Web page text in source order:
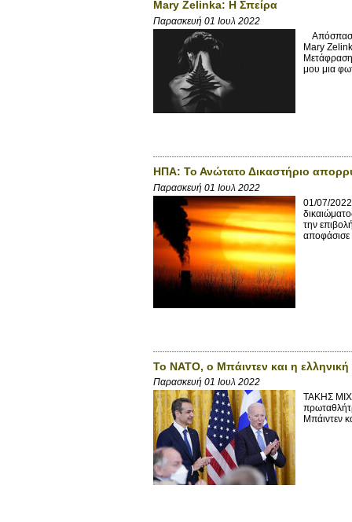
Mary Zelinka: Η Σπείρα
Παρασκευή 01 Ιουλ 2022
Mary
μου μια
ΗΠΑ: Το Ανώτατο Δικαστήριο
Παρασκευή 01 Ιουλ 2022
01/07/
την
αποφάσισε
Το ΝΑΤΟ, ο Μπάιντεν και η ελληνική
Παρασκευή 01 Ιουλ 2022
ΤΑΚΗΣ
Μπάιντεν